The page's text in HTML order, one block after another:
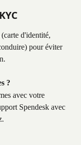
d'identité,
pour éviter
?
avec votre
Spendesk avec